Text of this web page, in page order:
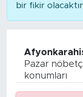
bir fikir
Pazar
konumları